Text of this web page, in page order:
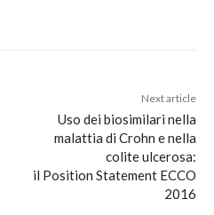
Next article
Uso dei biosimilari nella
malattia di Crohn e nella
colite ulcerosa:
il Position Statement ECCO
2016